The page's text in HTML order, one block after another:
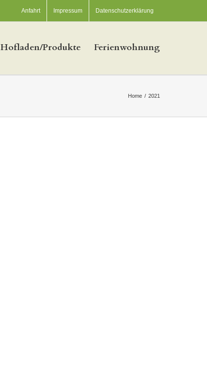
Anfahrt Impressum Datenschutzerklärung
Hofladen/Produkte Ferienwohnung
Home / 2021